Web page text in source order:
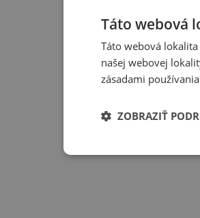
Táto webová
Táto webová
našej webovej
zásadami
ZOBRAZIŤ